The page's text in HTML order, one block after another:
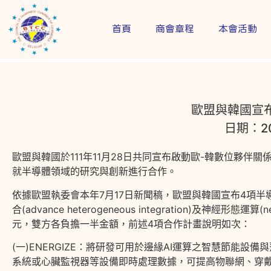
首頁 商會章程 本會活動
歐盟與韓國宣
日期：
歐盟與韓國於111年11月28日共同宣布啟動歐-韓數位夥伴
就半導體領域的研究與創新進行合作。
依據歐盟執委會本年7月17日新聞稿，歐盟與韓國宣布4項
合(advance heterogeneous integration)及神經形態運算
元，雙方各負擔一半金額，前述4項合作計畫說明如次：
(一)ENERGIZE：將研發可用於邊緣AI運算之智慧節能設備
系統或心臟監視器等設備即時處理數據，可提高物聯網、穿